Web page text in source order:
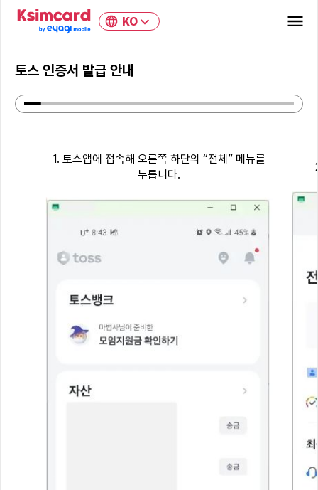
KO
토스 인증서 발급 안내
1. 토스앱에 접속해 오른쪽 하단의 “전체” 메뉴를
누릅니다.